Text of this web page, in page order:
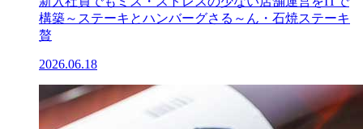
構築～ステーキとハンバーグさる～ん・石焼ステーキ
贅
2026.06.18